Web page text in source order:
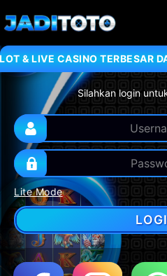
& LIVE CASINO TERBESAR
Silahkan login
Lite Mode